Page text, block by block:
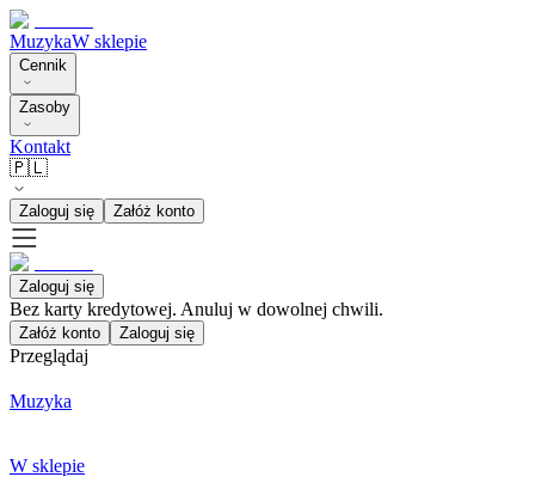
MuzykaW sklepie
Cennik
Zasoby
Kontakt
🇵🇱
Zaloguj się Załóż konto
Zaloguj się
Bez karty kredytowej. Anuluj w dowolnej chwili.
Załóż konto Zaloguj się
Przeglądaj
Muzyka
W sklepie